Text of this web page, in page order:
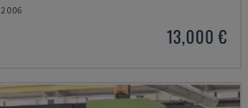
2006
13,000 €